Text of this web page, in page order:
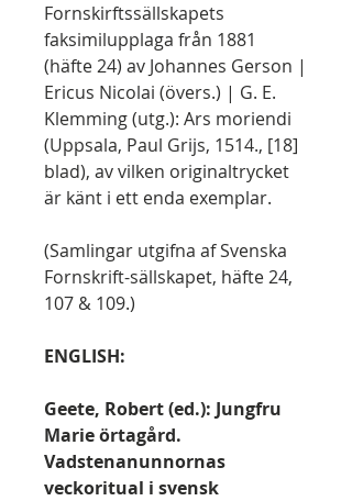
Fornskirftssällskapets
faksimilupplaga från 1881
(häfte 24) av Johannes Gerson |
Ericus Nicolai (övers.) | G. E.
Klemming (utg.): Ars moriendi
(Uppsala, Paul Grijs, 1514., [18]
blad), av vilken originaltrycket
är känt i ett enda exemplar.
(Samlingar utgifna af Svenska
Fornskrift-sällskapet, häfte 24,
107 & 109.)
ENGLISH:
Geete, Robert (ed.): Jungfru
Marie örtagård.
Vadstenanunnornas
veckoritual i svensk